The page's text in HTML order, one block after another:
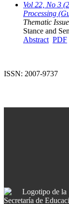
Vol 22, No 3
Processing
Thematic Issue
Stance and
Abstract PDF
ISSN: 2007-9737